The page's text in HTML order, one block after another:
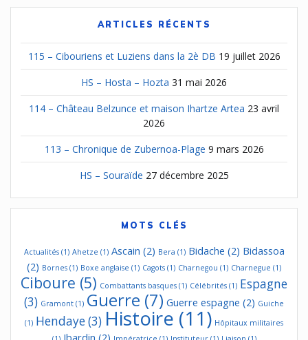
ARTICLES RÉCENTS
115 – Cibouriens et Luziens dans la 2è DB 19 juillet 2026
HS – Hosta – Hozta 31 mai 2026
114 – Château Belzunce et maison Ihartze Artea 23 avril
2026
113 – Chronique de Zubernoa-Plage 9 mars 2026
HS – Souraïde 27 décembre 2025
MOTS CLÉS
Actualités(1) Ahetze (1) Ascain (2) Bera (1) Bidache (2) Bidassoa
(2) Bornes (1) Boxe anglaise (1) Cagots (1) Charnegou (1) Charnegue (1)
Ciboure (5) Combattants basques (1) Célébrités (1) Espagne
(3) Gramont (1) Guerre (7) Guerre espagne (2) Guiche
(1) Hendaye(3) Histoire (11) Hôpitaux militaires
Ibardin (2)